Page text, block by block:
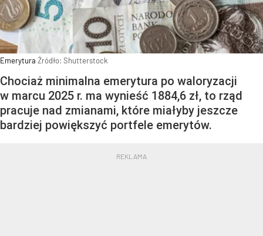
Emerytura Źródło: Shutterstock
Chociaż minimalna emerytura po waloryzacji
w marcu 2025 r. ma wynieść 1884,6 zł, to rząd
pracuje nad zmianami, które miałyby jeszcze
bardziej powiększyć portfele emerytów.